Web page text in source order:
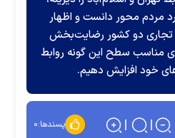
مردم محور دانست و اظهار
تجاری دو کشور رضایت‌بخش
مناسب سطح این گونه روابط
خود افزایش دهیم.
پسندها:۰